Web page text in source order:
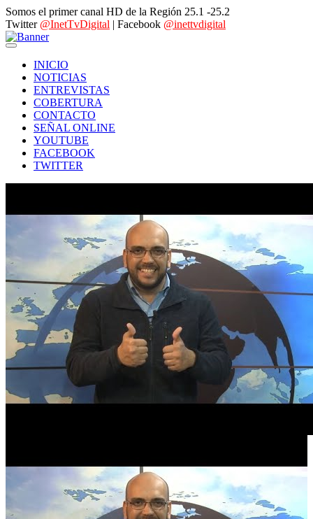
Somos el primer canal HD de la Región 25.1 -25.2
Twitter @InetTvDigital | Facebook @inettvdigital
INICIO
NOTICIAS
ENTREVISTAS
COBERTURA
CONTACTO
SEÑAL ONLINE
YOUTUBE
FACEBOOK
TWITTER